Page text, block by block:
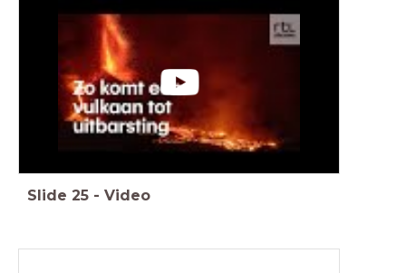
Slide 25 - Video